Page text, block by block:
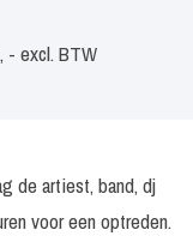
- excl. BTW
de artiest, band, dj
voor een optreden.